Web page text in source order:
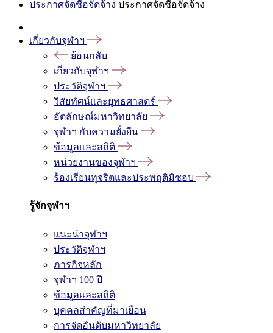
ประกาศจัดซื้อจัดจ้าง ประกาศจัดซื้อจัดจ้าง
เกี่ยวกับจุฬาฯ
ย้อนกลับ
เกี่ยวกับจุฬาฯ
ประวัติจุฬาฯ
วิสัยทัศน์และยุทธศาสตร์
อัตลักษณ์มหาวิทยาลัย
จุฬาฯ กับความยั่งยืน
ข้อมูลและสถิติ
หน่วยงานของจุฬาฯ
ร้องเรียนทุจริตและประพฤติมิชอบ
รู้จักจุฬาฯ
แนะนำจุฬาฯ
ประวัติจุฬาฯ
ภารกิจหลัก
จุฬาฯ 100 ปี
ข้อมูลและสถิติ
บุคคลสำคัญที่มาเยือน
การจัดอันดับมหาวิทยาลัย